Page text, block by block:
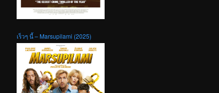
เร็วๆ นี้ – Marsupilami (2025)